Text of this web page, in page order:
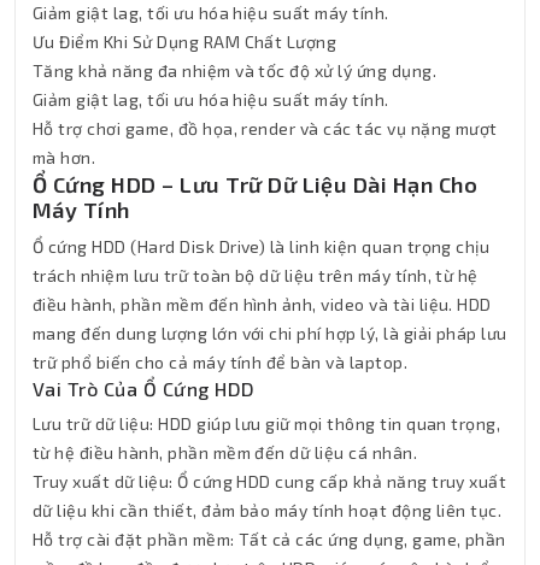
Giảm giật lag, tối ưu hóa hiệu suất máy tính.
Ưu Điểm Khi Sử Dụng RAM Chất Lượng
Tăng khả năng đa nhiệm và tốc độ xử lý ứng dụng.
Giảm giật lag, tối ưu hóa hiệu suất máy tính.
Hỗ trợ chơi game, đồ họa, render và các tác vụ nặng mượt
mà hơn.
Ổ Cứng HDD – Lưu Trữ Dữ Liệu Dài Hạn Cho
Máy Tính
Ổ cứng HDD (Hard Disk Drive) là linh kiện quan trọng chịu
trách nhiệm lưu trữ toàn bộ dữ liệu trên máy tính, từ hệ
điều hành, phần mềm đến hình ảnh, video và tài liệu. HDD
mang đến dung lượng lớn với chi phí hợp lý, là giải pháp lưu
trữ phổ biến cho cả máy tính để bàn và laptop.
Vai Trò Của Ổ Cứng HDD
Lưu trữ dữ liệu: HDD giúp lưu giữ mọi thông tin quan trọng,
từ hệ điều hành, phần mềm đến dữ liệu cá nhân.
Truy xuất dữ liệu: Ổ cứng HDD cung cấp khả năng truy xuất
dữ liệu khi cần thiết, đảm bảo máy tính hoạt động liên tục.
Hỗ trợ cài đặt phần mềm: Tất cả các ứng dụng, game, phần